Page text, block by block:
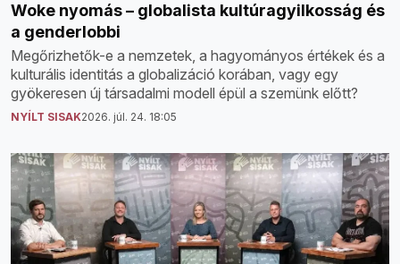
Woke nyomás – globalista kultúragyilkosság és
a genderlobbi
Megőrizhetők-e a nemzetek, a hagyományos értékek és a
kulturális identitás a globalizáció korában, vagy egy
gyökeresen új társadalmi modell épül a szemünk előtt?
NYÍLT SISAK2026. júl. 24. 18:05